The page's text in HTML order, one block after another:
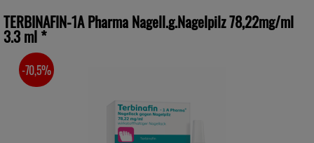
TERBINAFIN-1A Pharma Nagell.g.Nagelpilz 78,22mg/ml
3.3 ml*
SIE SPAREN
-70,5%